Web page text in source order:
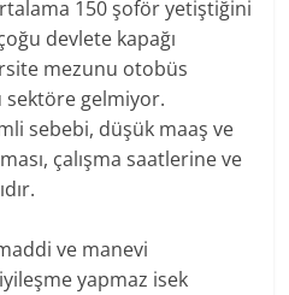
150 şoför yetiştiğini
devlete kapağı
mezunu otobüs
sektöre gelmiyor.
sebebi, düşük maaş ve
çalışma saatlerine ve
ve manevi
yapmaz isek